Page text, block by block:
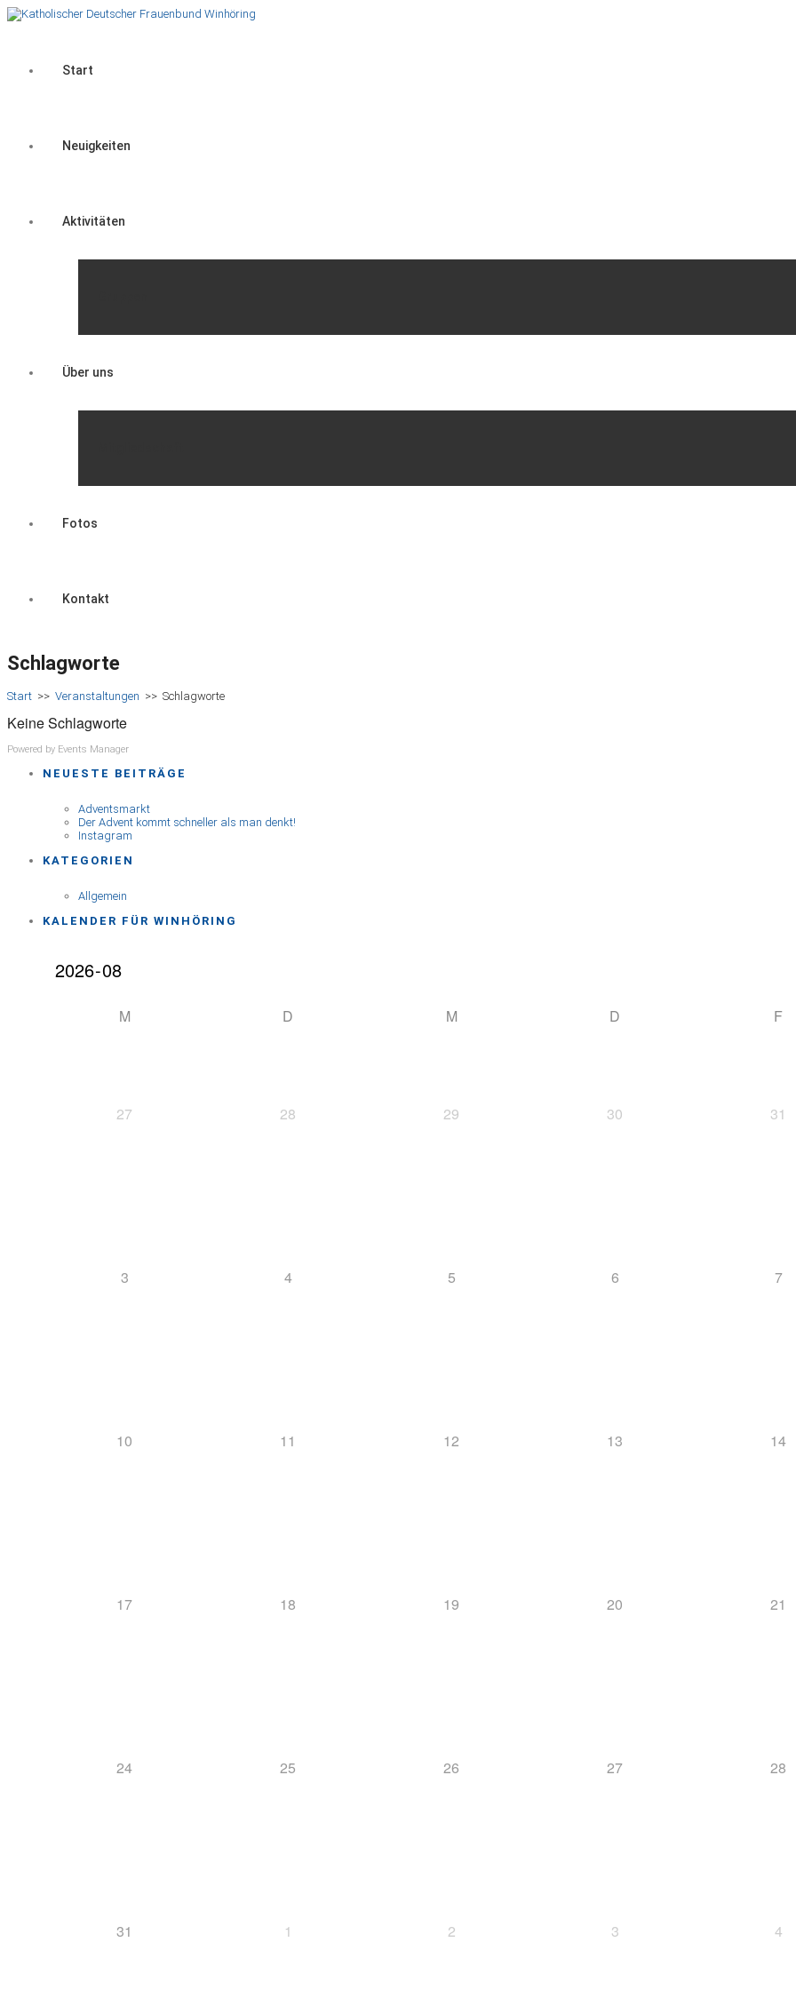
Start
Neuigkeiten
Aktivitäten
Über uns
Fotos
Kontakt
Schlagworte
Start >> Veranstaltungen >> Schlagworte
Keine Schlagworte
Powered by Events Manager
NEUESTE BEITRÄGE
Adventsmarkt
Der Advent kommt schneller als man denkt!
Instagram
KATEGORIEN
Allgemein
KALENDER FÜR WINHÖRING
M D M D F
27 28 29 30 31
3 4 5 6 7
10 11 12 13 14
17 18 19 20 21
24 25 26 27 28
31 1 2 3 4